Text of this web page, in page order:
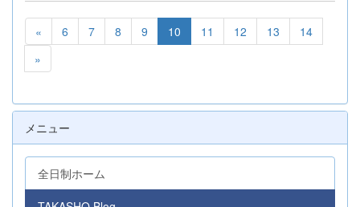
« 6 7 8 9 10 11 12 13
14
»
メニュー
全日制ホーム